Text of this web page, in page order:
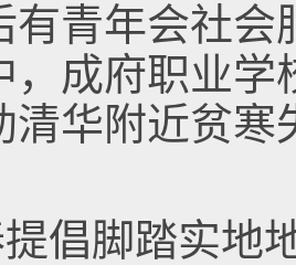
有青年会社会
，成府职业
清华附近贫寒
倡脚踏实地